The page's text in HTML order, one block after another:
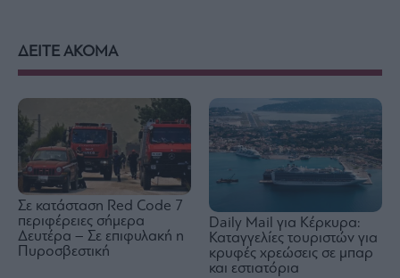
ΔΕΙΤΕ ΑΚΟΜΑ
Σε κατάσταση Red Code 7
περιφέρειες σήμερα
Δευτέρα – Σε επιφυλακή η
Πυροσβεστική
Daily Mail για Κέρκυρα:
Καταγγελίες τουριστών για
κρυφές χρεώσεις σε μπαρ
και εστιατόρια